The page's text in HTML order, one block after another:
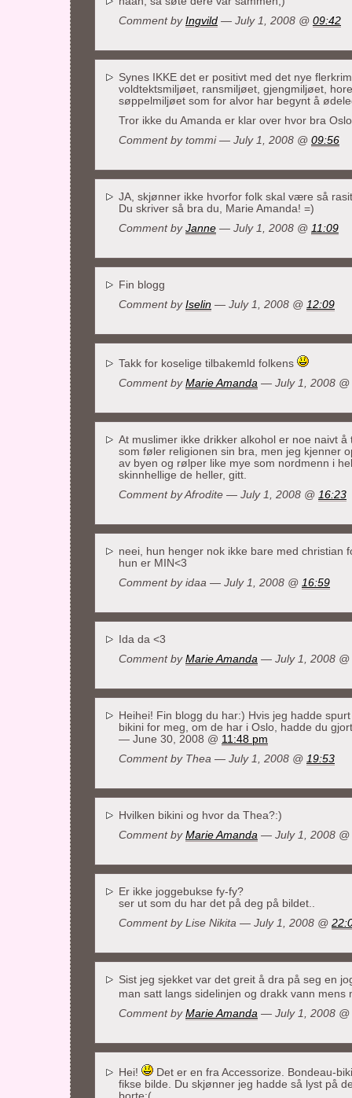
Comment by Ingvild — July 1, 2008 @ 09:42
Synes IKKE det er positivt med det nye
voldtektsmiljøet, ransmiljøet, gjengmiljøet,
søppelmiljøet som for alvor har begynt å
Tror ikke du Amanda er klar over hvor bra
Comment by tommi — July 1, 2008 @ 09:56
JA, skjønner ikke hvorfor folk skal være så
Du skriver så bra du, Marie Amanda! =)
Comment by Janne — July 1, 2008 @ 11:09
Fin blogg
Comment by Iselin — July 1, 2008 @ 12:09
Takk for koselige tilbakemld folkens
Comment by Marie Amanda — July 1, 2008 @
At muslimer ikke drikker alkohol er noe naivt
som føler religionen sin bra, men jeg kjenner
av byen og rølper like mye som nordmenn i
skinnhellige de heller, gitt.
Comment by Afrodite — July 1, 2008 @ 16:23
neei, hun henger nok ikke bare med
hun er MIN<3
Comment by idaa — July 1, 2008 @ 16:59
Ida da <3
Comment by Marie Amanda — July 1, 2008 @
Heihei! Fin blogg du har:) Hvis jeg hadde
bikini for meg, om de har i Oslo, hadde du
— June 30, 2008 @ 11:48 pm
Comment by Thea — July 1, 2008 @ 19:53
Hvilken bikini og hvor da Thea?:)
Comment by Marie Amanda — July 1, 2008 @
Er ikke joggebukse fy-fy?
ser ut som du har det på deg på bildet..
Comment by Lise Nikita — July 1, 2008 @
Sist jeg sjekket var det greit å dra på seg en
man satt langs sidelinjen og drakk vann mens
Comment by Marie Amanda — July 1, 2008 @
Hei!
Det er en fra Accessorize. Bondeau-
fikse bilde. Du skjønner jeg hadde så lyst på